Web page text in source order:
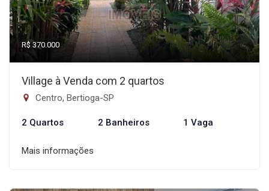
R$ 370.000
Village à Venda com 2 quartos
Centro, Bertioga-SP
2 Quartos 2 Banheiros 1 Vaga
Mais informações